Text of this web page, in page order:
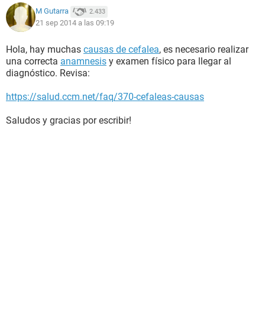
M Gutarra 2.433
21 sep 2014 a las 09:19
Hola, hay muchas causas de cefalea, es necesario realizar
una correcta anamnesis y examen físico para llegar al
diagnóstico. Revisa:
https://salud.ccm.net/faq/370-cefaleas-causas
Saludos y gracias por escribir!